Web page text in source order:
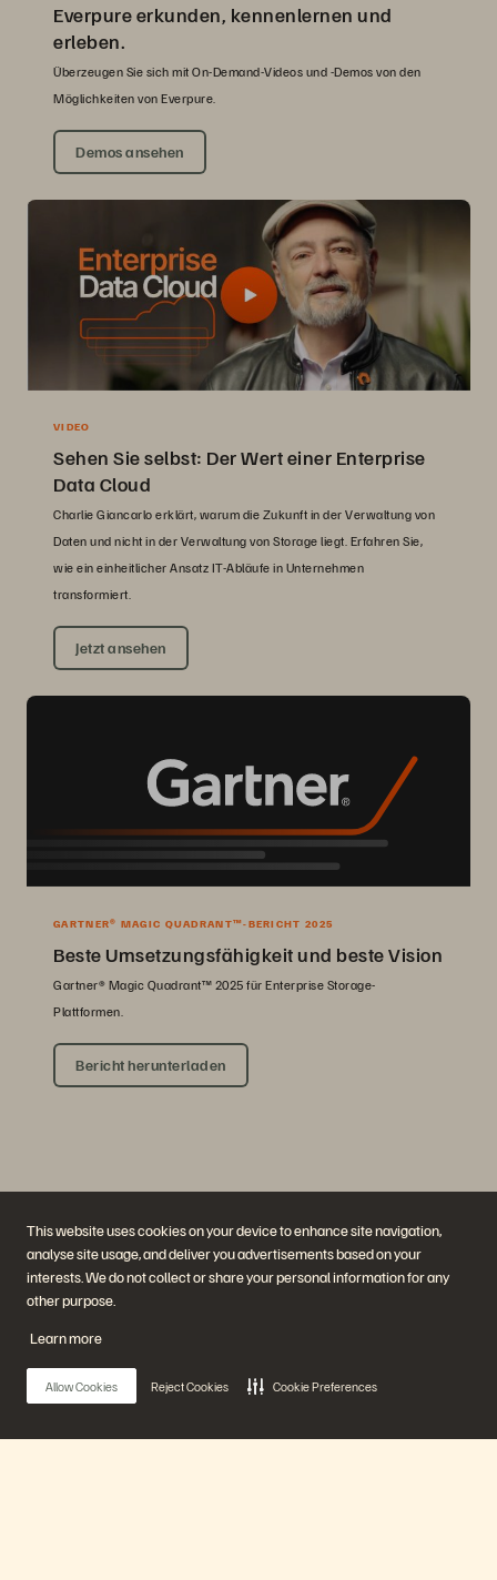
This website uses cookies on your device to enhance site navigation,
analyse site usage, and deliver you advertisements based on your
interests. We do not collect or share your personal information for any
other purpose.
Learn more
Allow Cookies Reject Cookies Cookie Preferences
Everpure erkunden, kennenlernen und
erleben.
Überzeugen Sie sich mit On-Demand-Videos und -Demos von den
Möglichkeiten von Everpure.
Demos ansehen
VIDEO
Sehen Sie selbst: Der Wert einer Enterprise
Data Cloud
Charlie Giancarlo erklärt, warum die Zukunft in der Verwaltung von
Daten und nicht in der Verwaltung von Storage liegt. Erfahren Sie,
wie ein einheitlicher Ansatz IT-Abläufe in Unternehmen
transformiert.
Jetzt ansehen
GARTNER® MAGIC QUADRANT™-BERICHT 2025
Beste Umsetzungsfähigkeit und beste Vision
Gartner® Magic Quadrant™ 2025 für Enterprise Storage-
Plattformen.
Bericht herunterladen
Unternehmen
Auswirkungen
Standorte
Lösungen
Virtualisierung